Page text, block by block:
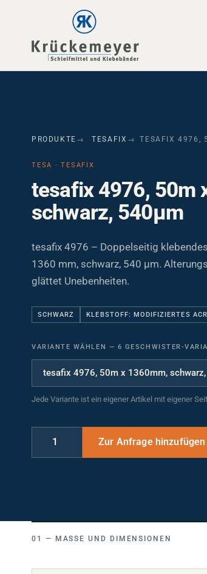
Skip to main navigation
Skip to main content
Skip to page footer
PRODUKTE TESAFIX TESAFIX 4976,
TESA · TESAFIX
tesafix 4976, 50m
schwarz, 540µm
tesafix 4976 – Doppelseitig
1360 mm, schwarz, 540 µm.
glättet Unebenheiten.
SCHWARZ KLEBSTOFF: MODIFIZIERTES
VARIANTE WÄHLEN — 6 GESCHWISTER-
Jede Variante ist ein eigener Artikel mit eigener
MASSE UND DIMENSIONEN